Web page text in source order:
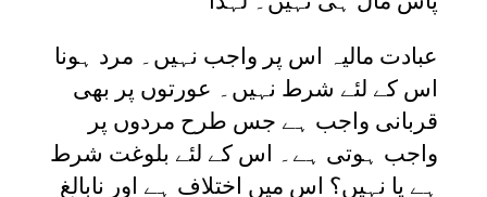
عبادت مالیہ اس پر واجب نہیں۔ مرد ہونا
اس کے لئے شرط نہیں۔ عورتوں پر بھی
قربانی واجب ہے جس طرح مردوں پر
واجب ہوتی ہے۔ اس کے لئے بلوغت شرط
ہے یا نہیں؟ اس میں اختلاف ہے اور نابالغ